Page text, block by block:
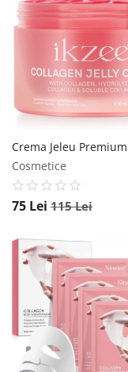
Cosmetice
75 Lei 115Lei